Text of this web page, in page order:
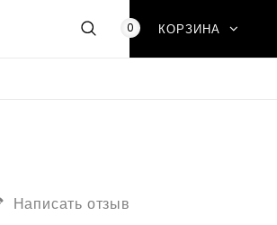
0 КОРЗИНА
Написать отзыв